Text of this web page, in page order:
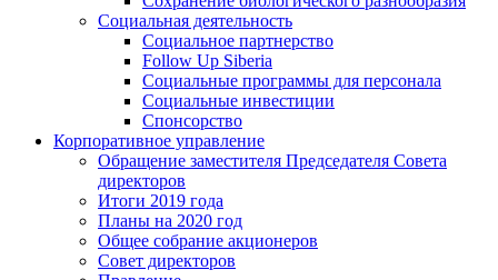
Социальная деятельность
Социальное партнерство
Follow Up Siberia
Социальные программы для персонала
Социальные инвестиции
Спонсорство
Корпоративное управление
Обращение заместителя Председателя Совета
директоров
Итоги 2019 года
Планы на 2020 год
Общее собрание акционеров
Совет директоров